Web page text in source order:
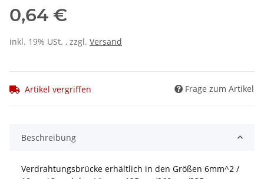
0,64 €
inkl. 19% USt. , zzgl. Versand
Artikel vergriffen Frage zum Artikel
Beschreibung
Verdrahtungsbrücke erhältlich in den Größen 6mm^2 /